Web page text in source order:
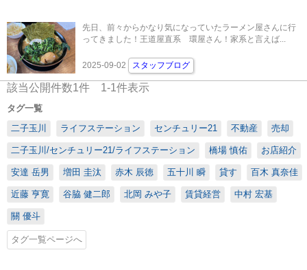
先日、前々からかなり気になっていたラーメン屋さんに行
ってきました！王道屋直系 環屋さん！家系と言えば...
2025-09-02 スタッフブログ
該当公開件数1件 1-1件表示
タグ一覧
二子玉川
ライフステーション センチュリー21 不動産 売却
二子玉川/センチュリー21/ライフステーション 橋場 慎佑 お店紹介
安達 岳男 増田 圭汰 赤木 辰徳 五十川 瞬 貸す 百木 真奈佳
近藤 亨寛 谷脇 健二郎 北岡 みや子 賃貸経営 中村 宏基
關 優斗
タグ一覧ページへ